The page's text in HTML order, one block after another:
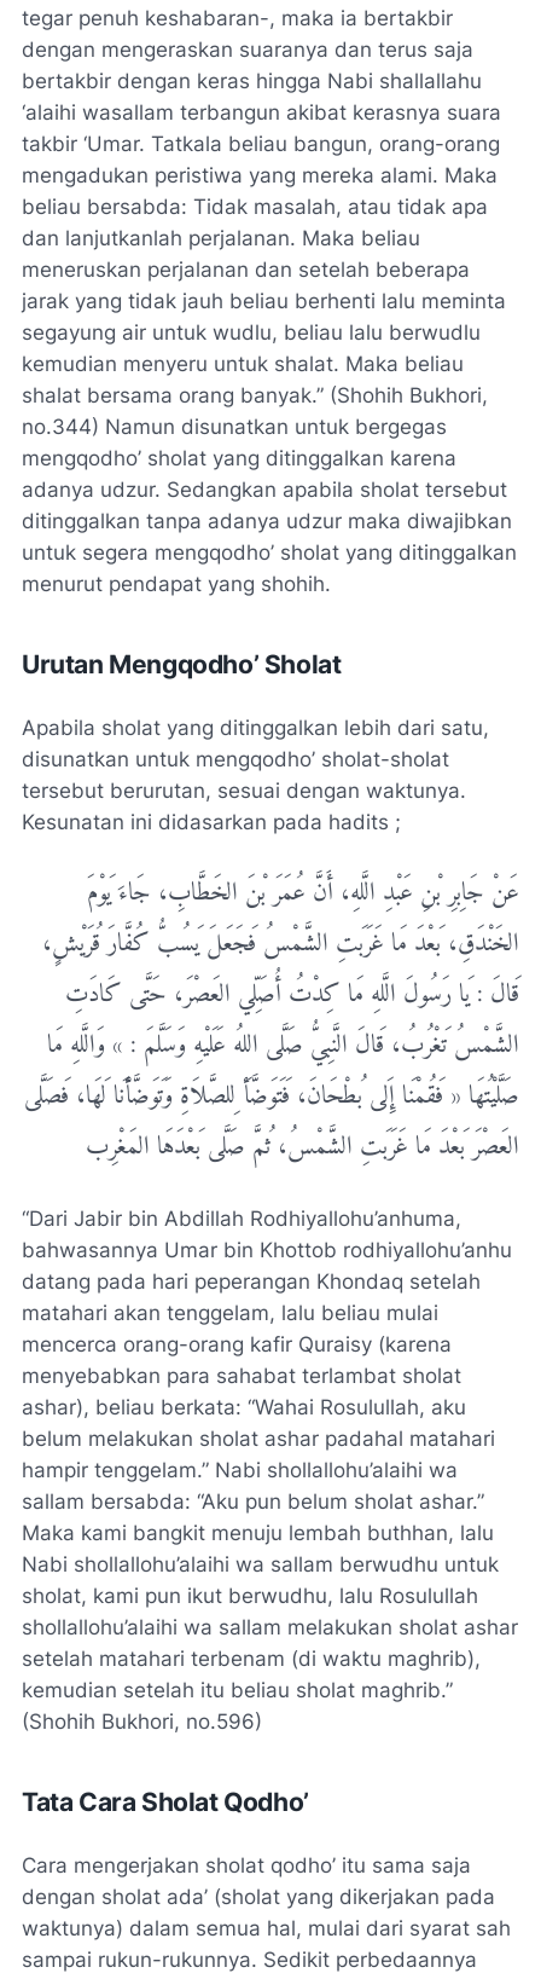
tegar penuh keshabaran-, maka ia bertakbir
dengan mengeraskan suaranya dan terus saja
bertakbir dengan keras hingga Nabi shallallahu
‘alaihi wasallam terbangun akibat kerasnya suara
takbir ‘Umar. Tatkala beliau bangun, orang-orang
mengadukan peristiwa yang mereka alami. Maka
beliau bersabda: Tidak masalah, atau tidak apa
dan lanjutkanlah perjalanan. Maka beliau
meneruskan perjalanan dan setelah beberapa
jarak yang tidak jauh beliau berhenti lalu meminta
segayung air untuk wudlu, beliau lalu berwudlu
kemudian menyeru untuk shalat. Maka beliau
shalat bersama orang banyak.” (Shohih Bukhori,
no.344) Namun disunatkan untuk bergegas
mengqodho’ sholat yang ditinggalkan karena
adanya udzur. Sedangkan apabila sholat tersebut
ditinggalkan tanpa adanya udzur maka diwajibkan
untuk segera mengqodho’ sholat yang ditinggalkan
menurut pendapat yang shohih.
Urutan Mengqodho’ Sholat
Apabila sholat yang ditinggalkan lebih dari satu,
disunatkan untuk mengqodho’ sholat-sholat
tersebut berurutan, sesuai dengan waktunya.
Kesunatan ini didasarkan pada hadits ;
ﻋَﻦْ ﺟَﺎﺑِﺮِ ﺑْﻦِ ﻋَﺒْﺪِ ﺍﻟﻠَّﻪِ، ﺃَﻥَّ ﻋُﻤَﺮَ ﺑْﻦَ ﺍﻟﺨَﻄَّﺎﺏِ، ﺟَﺎﺀَ ﻳَﻮْﻡَ
ﺍﻟﺨَﻨْﺪَﻕِ، ﺑَﻌْﺪَ ﻣَﺎ ﻏَﺮَﺑَﺖِ ﺍﻟﺸَّﻤْﺲُ ﻓَﺠَﻌَﻞَ ﻳَﺴُﺐُّ ﻛُﻔَّﺎﺭَ ﻗُﺮَﻳْﺶٍ،
ﻗَﺎﻝَ : ﻳَﺎ ﺭَﺳُﻮﻝَ ﺍﻟﻠَّﻪِ ﻣَﺎ ﻛِﺪْﺕُ ﺃُﺻَﻠِّﻲ ﺍﻟﻌَﺼْﺮَ، ﺣَﺘَّﻰ ﻛَﺎﺩَﺕِ
ﺍﻟﺸَّﻤْﺲُ ﺗَﻐْﺮُﺏُ، ﻗَﺎﻝَ ﺍﻟﻨَّﺒِﻲُّ ﺻَﻠَّﻰ ﺍﻟﻠﻪُ ﻋَﻠَﻴْﻪِ ﻭَﺳَﻠَّﻢَ : » ﻭَﺍﻟﻠَّﻪِ ﻣَﺎ
ﺻَﻠَّﻴْﺘُﻬَﺎ « ﻓَﻘُﻤْﻨَﺎ ﺇِﻟَﻰ ﺑُﻄْﺤَﺎﻥَ، ﻓَﺘَﻮَﺿَّﺄَ ﻟِﻠﺼَّﻼَﺓِ ﻭَﺗَﻮَﺿَّﺄْﻧَﺎ ﻟَﻬَﺎ، ﻓَﺼَﻠَّﻰ
ﺍﻟﻌَﺼْﺮَ ﺑَﻌْﺪَ ﻣَﺎ ﻏَﺮَﺑَﺖِ ﺍﻟﺸَّﻤْﺲُ، ﺛُﻢَّ ﺻَﻠَّﻰ ﺑَﻌْﺪَﻫَﺎ ﺍﻟﻤَﻐْﺮِﺏ
“Dari Jabir bin Abdillah Rodhiyallohu’anhuma,
bahwasannya Umar bin Khottob rodhiyallohu’anhu
datang pada hari peperangan Khondaq setelah
matahari akan tenggelam, lalu beliau mulai
mencerca orang-orang kafir Quraisy (karena
menyebabkan para sahabat terlambat sholat
ashar), beliau berkata: “Wahai Rosulullah, aku
belum melakukan sholat ashar padahal matahari
hampir tenggelam.” Nabi shollallohu’alaihi wa
sallam bersabda: “Aku pun belum sholat ashar.”
Maka kami bangkit menuju lembah buthhan, lalu
Nabi shollallohu’alaihi wa sallam berwudhu untuk
sholat, kami pun ikut berwudhu, lalu Rosulullah
shollallohu’alaihi wa sallam melakukan sholat ashar
setelah matahari terbenam (di waktu maghrib),
kemudian setelah itu beliau sholat maghrib.”
(Shohih Bukhori, no.596)
Tata Cara Sholat Qodho’
Cara mengerjakan sholat qodho’ itu sama saja
dengan sholat ada’ (sholat yang dikerjakan pada
waktunya) dalam semua hal, mulai dari syarat sah
sampai rukun-rukunnya. Sedikit perbedaannya